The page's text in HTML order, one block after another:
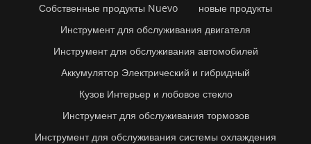
Собственные продукты Nuevo
новые продукты
Инструмент для обслуживания двигателя
Инструмент для обслуживания автомобилей
Аккумулятор Электрический и гибридный
Кузов Интерьер и лобовое стекло
Инструмент для обслуживания тормозов
Инструмент для обслуживания системы охлаждения